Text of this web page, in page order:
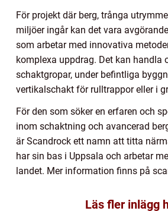
För projekt där berg, trånga
miljöer ingår kan det vara
som arbetar med innovativa
komplexa uppdrag. Det kan handla
schaktgropar, under befintliga
vertikalschakt för rulltrappor eller i
För den som söker en erfaren och
inom schaktning och avancerad
är Scandrock ett namn att titta
har sin bas i Uppsala och arbetar
landet. Mer information finns på
Läs fler inlägg